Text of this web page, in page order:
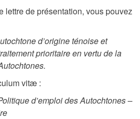
lettre de présentation, vous pouvez
d’origine ténoise et
prioritaire en vertu de la
vitæ :
d’emploi des Autochtones –